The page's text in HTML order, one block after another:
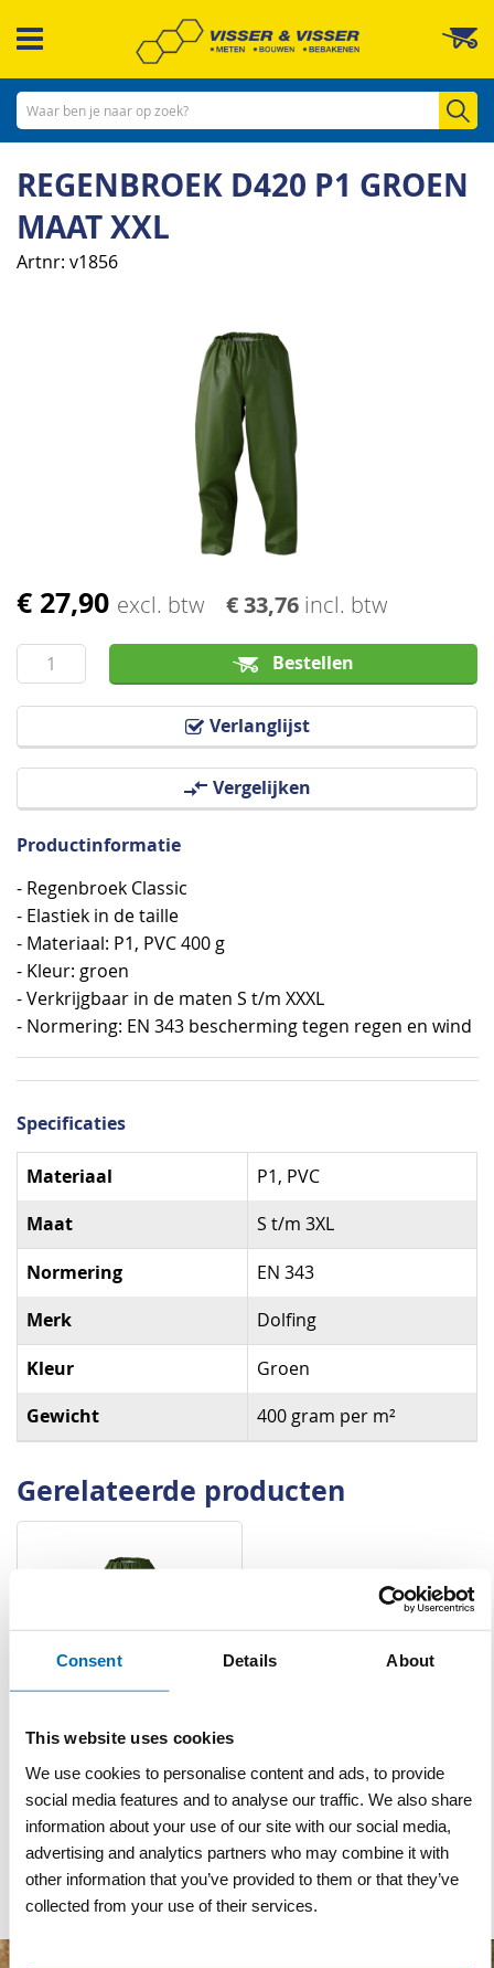
Consent Details About
This website uses cookies
We use cookies to personalise content and ads, to provide
social media features and to analyse our traffic. We also share
information about your use of our site with our social media,
advertising and analytics partners who may combine it with
other information that you’ve provided to them or that they’ve
collected from your use of their services.
naar
inhoud
REGENBROEK D420 P1 GROEN
MAAT XXL
Artnr v1856
€ 27,90 excl. btw € 33,76 incl. btw
Bestellen
Verlanglijst
Vergelijken
Ga
het
begin
van
Productinformatie
- Regenbroek Classic
- Elastiek in de taille
- Materiaal: P1, PVC 400 g
- Kleur: groen
- Verkrijgbaar in de maten S t/m XXXL
- Normering: EN 343 bescherming tegen regen en wind
Specificaties
Specificaties
Materiaal P1, PVC
Maat S t/m 3XL
Normering EN 343
Merk Dolfing
Kleur Groen
Gewicht 400 gram per m²
Gerelateerde producten
Regenbroek D420 P1
€ 26,00